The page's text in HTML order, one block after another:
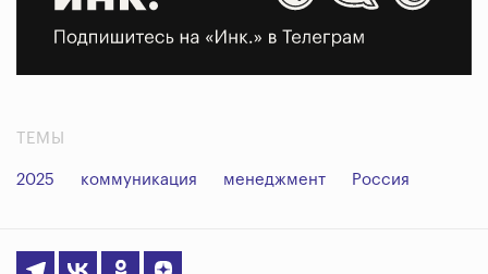
ТЕМЫ
2025 коммуникация менеджмент Россия